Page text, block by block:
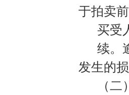
于拍卖
买受
续。
发生的
（